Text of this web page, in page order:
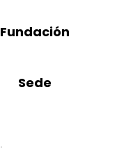
Fundación
Sede